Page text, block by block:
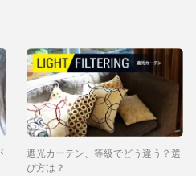
遮光カーテン、等級でどう違う？選
び方は？